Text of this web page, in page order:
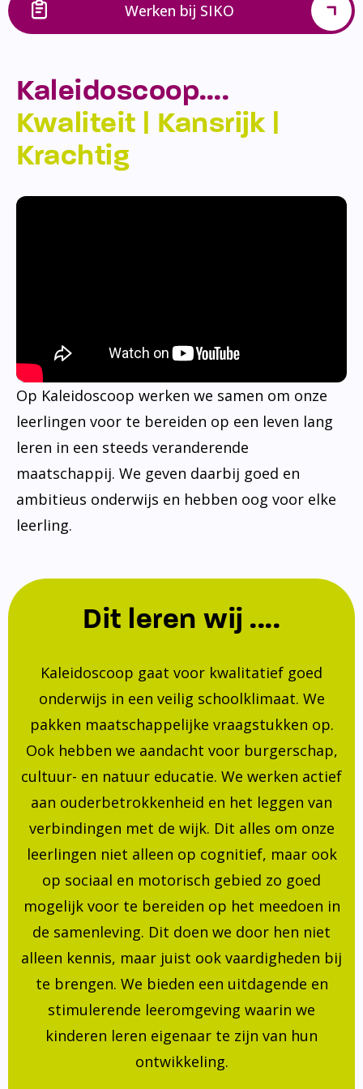
Werken bij SIKO
Kaleidoscoop….
Kwaliteit | Kansrijk |
Krachtig
Op Kaleidoscoop werken we samen om onze
leerlingen voor te bereiden op een leven lang
leren in een steeds veranderende
maatschappij. We geven daarbij goed en
ambitieus onderwijs en hebben oog voor elke
leerling.
Dit leren wij ....
Kaleidoscoop gaat voor kwalitatief goed
onderwijs in een veilig schoolklimaat. We
pakken maatschappelijke vraagstukken op.
Ook hebben we aandacht voor burgerschap,
cultuur- en natuur educatie. We werken actief
aan ouderbetrokkenheid en het leggen van
verbindingen met de wijk. Dit alles om onze
leerlingen niet alleen op cognitief, maar ook
op sociaal en motorisch gebied zo goed
mogelijk voor te bereiden op het meedoen in
de samenleving. Dit doen we door hen niet
alleen kennis, maar juist ook vaardigheden bij
te brengen. We bieden een uitdagende en
stimulerende leeromgeving waarin we
kinderen leren eigenaar te zijn van hun
ontwikkeling.